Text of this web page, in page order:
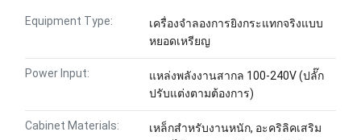
Equipment Type:
เครื่องจำลองการยิงกระแทกจริงแบบ
หยอดเหรียญ
Power Input:
แหล่งพลังงานสากล 100-240V (ปลั๊ก
ปรับแต่งตามต้องการ)
Cabinet Materials:
เหล็กสำหรับงานหนัก, อะคริลิคเสริม